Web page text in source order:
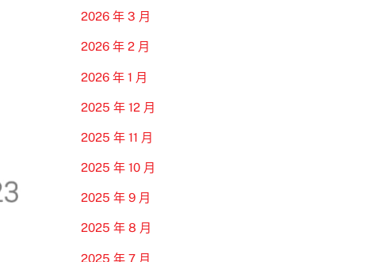
2026 年 3 月
2026 年 2 月
2026 年 1 月
2025 年 12 月
2025 年 11 月
2025 年 10 月
2025 年 9 月
2025 年 8 月
2025 年 7 月